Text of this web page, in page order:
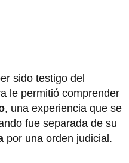
sido testigo del
le permitió comprender
, una experiencia que se
fue separada de su
por una orden judicial.